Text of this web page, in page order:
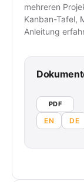
mehreren
Kanban-Tafel,
Anleitung
PDF
EN DE